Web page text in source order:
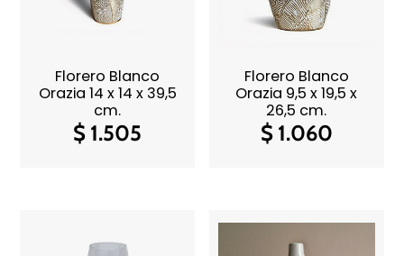
Florero Blanco
Orazia 14 x 14 x 39,5
cm.
$ 1.505
Florero Blanco
Orazia 9,5 x 19,5 x
26,5 cm.
$1.060